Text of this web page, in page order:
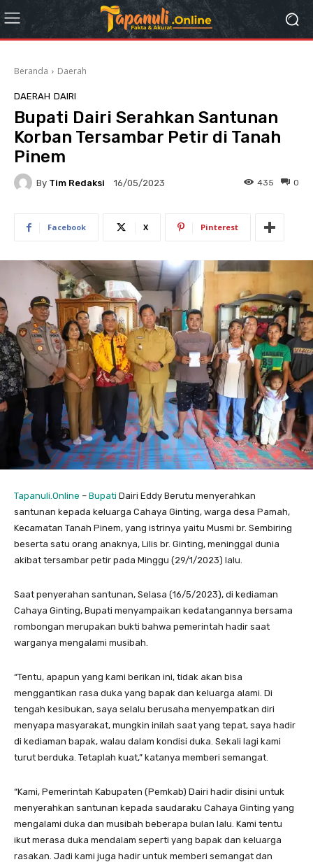
Beranda Daerah
DAERAH DAIRI
Bupati Dairi Serahkan Santunan
Korban Tersambar Petir di Tanah
Pinem
By Tim Redaksi 16/05/2023 0
435
Facebook X Pinterest
Tapanuli.Online – Bupati Dairi Eddy Berutu menyerahkan
santunan kepada keluarga Cahaya Ginting, warga desa Pamah,
Kecamatan Tanah Pinem, yang istrinya yaitu Musmi br. Sembiring
beserta satu orang anaknya, Lilis br. Ginting, meninggal dunia
akibat tersambar petir pada Minggu (29/1/2023) lalu.
Saat penyerahan santunan, Selasa (16/5/2023), di kediaman
Cahaya Ginting, Bupati menyampaikan kedatangannya bersama
rombongan merupakan bukti bahwa pemerintah hadir saat
warganya mengalami musibah.
“Tentu, apapun yang kami berikan ini, tidak akan bisa
menggantikan rasa duka yang bapak dan keluarga alami. Di
tengah kesibukan, saya selalu berusaha menyempatkan diri
menyapa masyarakat, mungkin inilah saat yang tepat, saya hadir
di kediaman bapak, walau dalam kondisi duka. Sekali lagi kami
turut berduka. Tetaplah kuat,” katanya memberi semangat.
“Kami, Pemerintah Kabupaten (Pemkab) Dairi hadir disini untuk
menyerahkan santunan kepada saudaraku Cahaya Ginting yang
mengalami duka dan musibah beberapa bulan lalu. Kami tentu
ikut merasa duka mendalam seperti yang bapak dan keluarga
rasakan. Jadi kami juga hadir untuk memberi semangat dan